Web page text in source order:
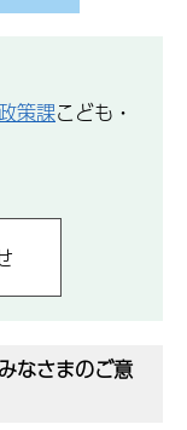
策課こども・
なさまのご意